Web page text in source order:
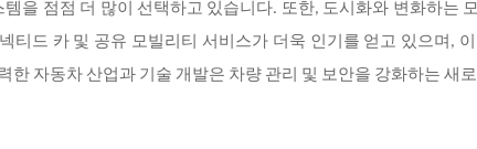
템을 점점 더 많이 선택하고 있습니다. 또한, 도시화와 변화하는
티드 카 및 공유 모빌리티 서비스가 더욱 인기를 얻고 있으며,
한 자동차 산업과 기술 개발은 차량 관리 및 보안을 강화하는 새